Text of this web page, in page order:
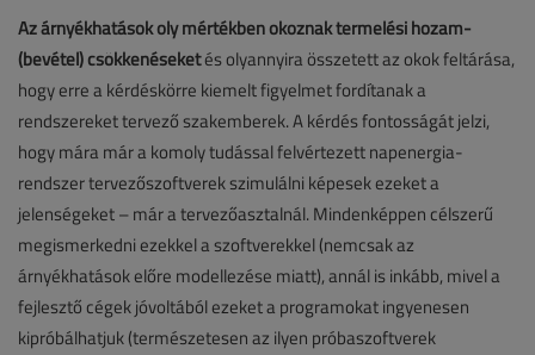
Az árnyékhatások oly mértékben okoznak termelési hozam-
(bevétel) csökkenéseketés olyannyira összetett az okok feltárása,
hogy erre a kérdéskörre kiemelt figyelmet fordítanak a
rendszereket tervező szakemberek. A kérdés fontosságát jelzi,
hogy mára már a komoly tudással felvértezett napenergia-
rendszer tervezőszoftverek szimulálni képesek ezeket a
jelenségeket – már a tervezőasztalnál. Mindenképpen célszerű
megismerkedni ezekkel a szoftverekkel (nemcsak az
árnyékhatások előre modellezése miatt), annál is inkább, mivel a
fejlesztő cégek jóvoltából ezeket a programokat ingyenesen
kipróbálhatjuk (természetesen az ilyen próbaszoftverek